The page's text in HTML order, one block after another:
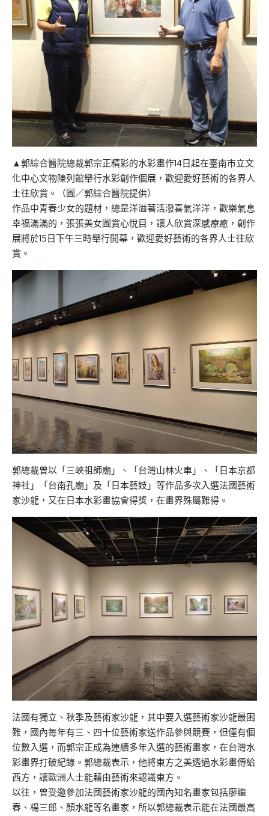
▲郭綜合醫院總裁郭宗正精彩的水彩畫作14日起在臺南市立文
化中心文物陳列館舉行水彩創作個展，歡迎愛好藝術的各界人
士往欣賞。（圖／郭綜合醫院提供）
作品中青春少女的題材，總是洋溢著活潑喜氣洋洋，歡樂氣息
幸福滿滿的，張張美女圖賞心悅目，讓人欣賞深感療癒，創作
展將於15日下午三時舉行開幕，歡迎愛好藝術的各界人士往欣
賞。
郭總裁曾以「三峽祖師廟」、「台灣山林火車」、「日本京都
神社」「台南孔廟」及「日本藝妓」等作品多次入選法國藝術
家沙龍，又在日本水彩畫協會得獎，在畫界殊屬難得。
法國有獨立、秋季及藝術家沙龍，其中要入選藝術家沙龍最困
難，國內每年有三、四十位藝術家送作品參與競賽，但僅有個
位數入選，而郭宗正成為連續多年入選的藝術畫家，在台灣水
彩畫界打破紀錄。郭總裁表示，他將東方之美透過水彩畫傳給
西方，讓歐洲人士能藉由藝術來認識東方。
以往，曾受邀參加法國藝術家沙龍的國內知名畫家包括廖繼
春、楊三郎、顏水龍等名畫家，所以郭總裁表示能在法國最高